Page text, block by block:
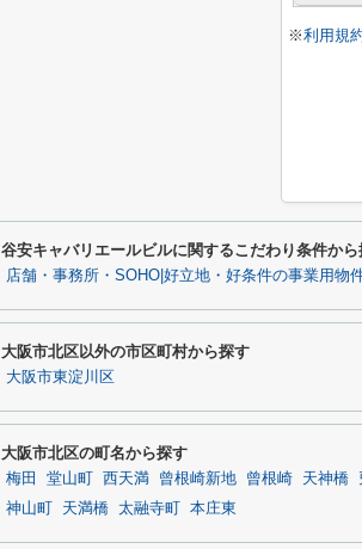
※利用規
谷安キャバリエールビルに関するこだわり条件から
店舗・事務所・SOHO|好立地・好条件の事業用物
大阪市北区以外の市区町村から探す
大阪市東淀川区
大阪市北区の町名から探す
梅田 堂山町 西天満 曾根崎新地 曾根崎 天神橋
神山町
天満橋 太融寺町 本庄東